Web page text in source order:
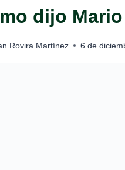
dijo
Rovira Martínez 6 de